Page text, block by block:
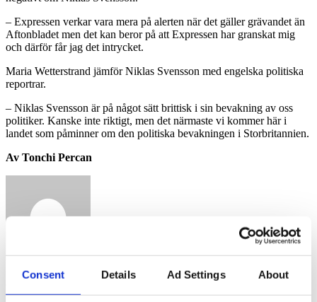
Consent Details Ad Settings About
– Expressen verkar vara mera på alerten när det gäller grävandet än
Aftonbladet men det kan beror på att Expressen har granskat mig
och därför får jag det intrycket.
Maria Wetterstrand jämför Niklas Svensson med engelska politiska
reportrar.
– Niklas Svensson är på något sätt brittisk i sin bevakning av oss
politiker. Kanske inte riktigt, men det närmaste vi kommer här i
landet som påminner om den politiska bevakningen i Storbritannien.
Av Tonchi Percan
oskar